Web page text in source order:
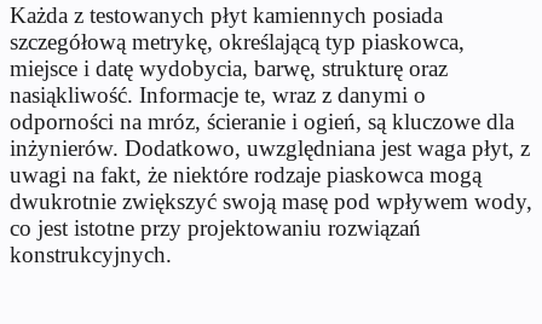
Każda z testowanych płyt kamiennych posiada
szczegółową metrykę, określającą typ piaskowca,
miejsce i datę wydobycia, barwę, strukturę oraz
nasiąkliwość. Informacje te, wraz z danymi o
odporności na mróz, ścieranie i ogień, są kluczowe dla
inżynierów. Dodatkowo, uwzględniana jest waga płyt, z
uwagi na fakt, że niektóre rodzaje piaskowca mogą
dwukrotnie zwiększyć swoją masę pod wpływem wody,
co jest istotne przy projektowaniu rozwiązań
konstrukcyjnych.